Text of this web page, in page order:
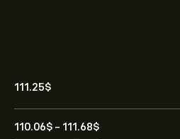
111.25‎$‎
110.06‎$‎ - 111.68‎$‎